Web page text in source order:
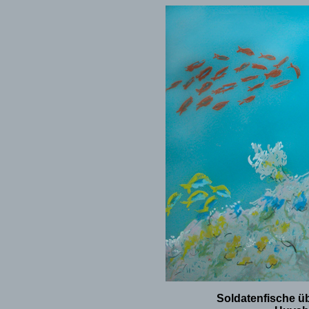
Soldatenfische